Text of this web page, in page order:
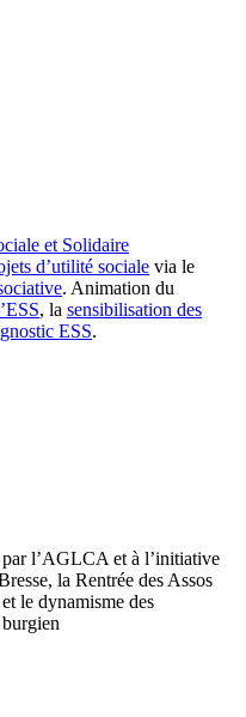
et Solidaire
d’utilité sociale via le
. Animation du
, la sensibilisation des
ESS.
par l’AGLCA et à l’initiative
la Rentrée des Assos
le dynamisme des